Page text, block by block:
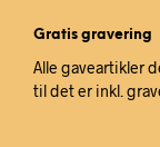
Gratis gravering
Alle gaveartikler
til det er inkl.